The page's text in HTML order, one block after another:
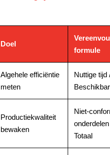
Doel
formule
Algehele efficiëntie
meten
Nuttige tijd
Productiekwaliteit
bewaken
Niet-
Totaal